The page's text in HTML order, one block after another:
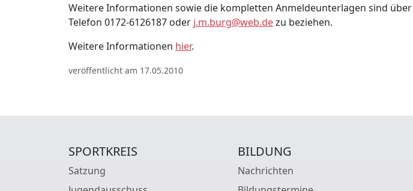
Weitere Informationen sowie die kompletten Anmeldeunterlagen sind
Telefon 0172-6126187 oder j.m.burg@web.dezu beziehen.
Weitere Informationen hier.
veröffentlicht am 17.05.2010
SPORTKREIS
Satzung
BILDUNG
Nachrichten